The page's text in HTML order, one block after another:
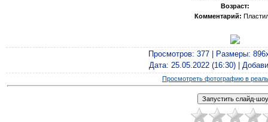
Возраст:
Комментарий:
Просмотров: 377 | Размеры:
Дата: 25.05.2022 (16:30) |
Просмотреть фотографию в